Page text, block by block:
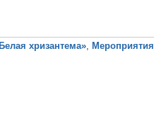
хризантема» Мероприятия